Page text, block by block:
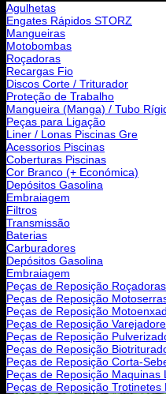
Agulhetas
Engates Rápidos STORZ
Mangueiras
Motobombas
Roçadoras
Recargas Fio
Discos Corte / Triturador
Proteção de Trabalho
Mangueira (Manga) / Tubo
Peças para Ligação
Liner / Lonas Piscinas Gre
Acessorios Piscinas
Coberturas Piscinas
Cor Branco (+ Económica)
Depósitos Gasolina
Embraiagem
Filtros
Transmissão
Baterias
Carburadores
Depósitos Gasolina
Embraiagem
Peças de Reposição Roçadoras
Peças de Reposição
Peças de Reposição
Peças de Reposição
Peças de Reposição
Peças de Reposição
Peças de Reposição Corta-
Peças de Reposição Maquinas
Peças de Reposição Trotinetes